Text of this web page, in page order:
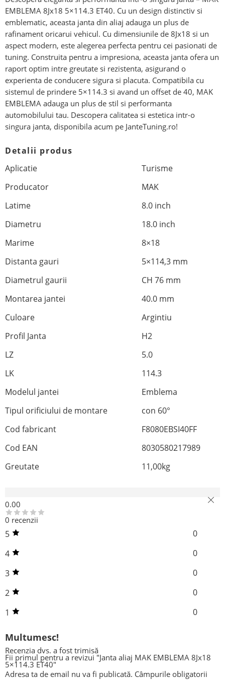
EMBLEMA 8Jx18 5×114.3 ET40. Cu un design distinctiv si
emblematic, aceasta janta din aliaj adauga un plus de
rafinament oricarui vehicul. Cu dimensiunile de 8Jx18 si un
aspect modern, este alegerea perfecta pentru cei pasionati de
tuning. Construita pentru a impresiona, aceasta janta ofera un
raport optim intre greutate si rezistenta, asigurand o
experienta de conducere sigura si placuta. Compatibila cu
sistemul de prindere 5×114.3 si avand un offset de 40, MAK
EMBLEMA adauga un plus de stil si performanta
automobilului tau. Descopera calitatea si estetica intr-o
singura janta, disponibila acum pe JanteTuning.ro!
Detalii produs
Aplicatie
Turisme
Producator
MAK
Latime
8.0 inch
Diametru
18.0 inch
Marime
8×18
Distanta gauri
5×114,3 mm
Diametrul gaurii
CH 76 mm
Montarea jantei
40.0 mm
Culoare
Argintiu
Profil Janta
H2
LZ
5.0
LK
114.3
Modelul jantei
Emblema
Tipul orificiului de montare
con 60°
Cod fabricant
F8080EBSI40FF
Cod EAN
8030580217989
Greutate
11,00kg
0.00
0 recenzii
5
0
4
0
3
0
2
0
1
0
Multumesc!
Recenzia dvs. a fost trimisă
Fii primul pentru a revizui "Janta aliaj MAK EMBLEMA 8Jx18
5×114.3 ET40"
Adresa ta de email nu va fi publicată. Câmpurile obligatorii